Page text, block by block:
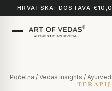
HRVATSKA: DOSTAVA
Početna / Vedas Insights /